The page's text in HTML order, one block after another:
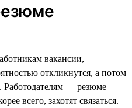
вакансии,
откликнутся, а потом
Работодателям — резюме
всего, захотят связаться.